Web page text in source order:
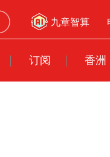
九章智算
订阅 香洲